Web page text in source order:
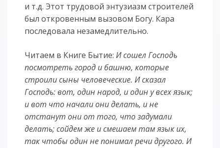
и т.д. Этот трудовой энтузиазм строителей
был откровенным вызовом Богу. Кара
последовала незамедлительно.
Читаем в Книге Бытие:И сошел Господь
посмотреть город и башню, которые
строили сыны человеческие. И сказал
Господь: вот, один народ, и один у всех язык;
и вот что начали они делать, и не
отстанут они от того, что задумали
делать; сойдем же и смешаем там язык их,
так чтобы один не понимал речи другого. И